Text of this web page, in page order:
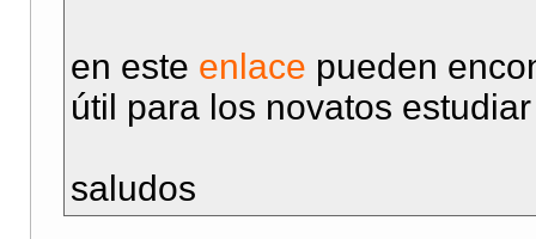
en este enlace pueden
útil para los novatos
saludos